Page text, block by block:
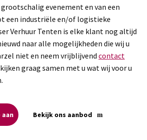
evenement en van een
een industriële en/of logistieke
Verhuur Tenten is elke klant nog altijd
naar alle mogelijkheden die wij u
niet en neem vrijblijvend contact
graag samen met u wat wij voor u
Bekijk ons aanbod